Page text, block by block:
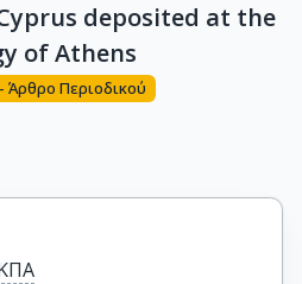
deposited at the
of Athens
Άρθρο Περιοδικού